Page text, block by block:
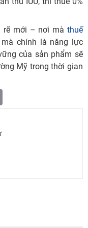
rẽ mới – nơi mà thuế
chính là năng lực
của sản phẩm sẽ
Mỹ trong thời gian